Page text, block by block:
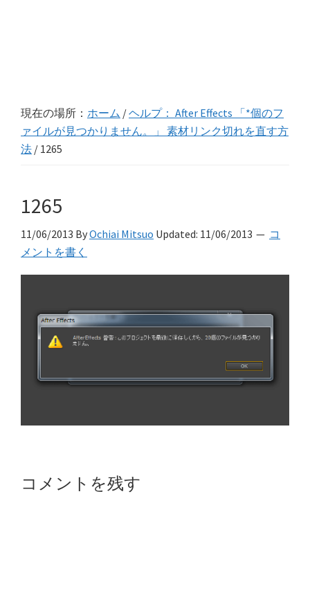
現在の場所： ホーム /ヘルプ： After Effects 「*個のフ
ァイルが見つかりません。」 素材リンク切れを直す方
法 / 1265
1265
11/06/2013 ByOchiai Mitsuo Updated: 11/06/2013
コ
メントを書く
Reader
コメントを残す